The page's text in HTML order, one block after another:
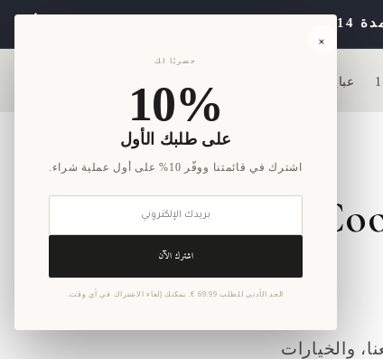
انتقل إلى
عبايات
والخيارات
×
حصريًا لك
10%
على طلبك الأول
اشترك في قائمتنا ووفّر 10% على أول عملية شراء.
اشترك الآن
الحد الأدنى للطلب 69.99 €. يمكنك إلغاء الاشتراك في أي وقت.